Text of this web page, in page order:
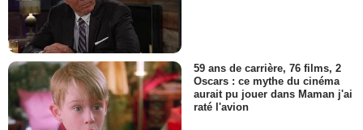
59 ans de carrière, 76 films, 2
Oscars : ce mythe du cinéma
aurait pu jouer dans Maman j'ai
raté l'avion